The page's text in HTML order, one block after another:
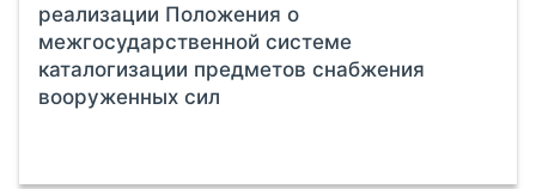
реализации Положения о
межгосударственной системе
каталогизации предметов снабжения
вооруженных сил